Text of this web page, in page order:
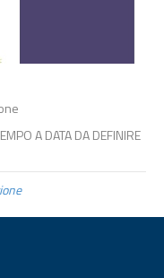
A DATA DA DEFINIRE